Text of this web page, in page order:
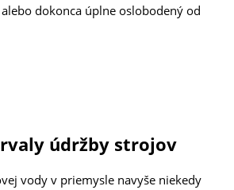
dokonca úplne oslobodený od
údržby strojov
vody v priemysle navyše niekedy